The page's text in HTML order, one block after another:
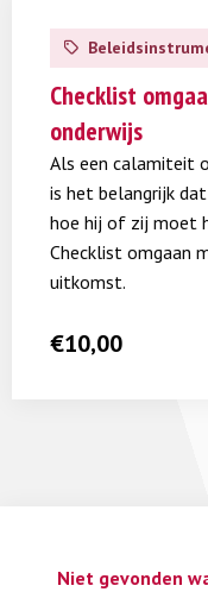
meer
Checklist
calamiteiten
onderwijs
Checklist
onderwijs
Als een calamiteit
is het belangrijk
hoe hij of zij moet
Checklist omgaan
uitkomst.
€10,00
Niet gevonden